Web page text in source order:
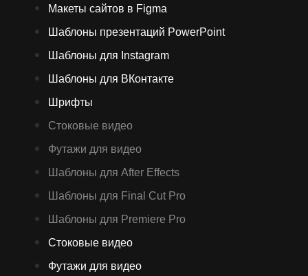
Макеты сайтов в Figma
Шаблоны презентаций PowerPoint
Шаблоны для Instagram
Шаблоны для ВКонтакте
Шрифты
Стоковые видео
Футажи для видео
Шаблоны для After Effects
Шаблоны для Final Cut Pro
Шаблоны для Premiere Pro
Стоковые видео
Футажи для видео